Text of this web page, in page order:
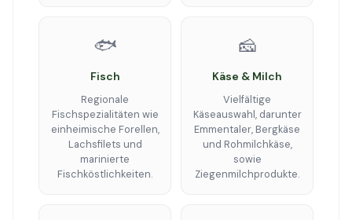
🐟
Fisch
Regionale
Fischspezialitäten wie
einheimische Forellen,
Lachsfilets und
marinierte
Fischköstlichkeiten.
🧀
Käse & Milch
Vielfältige
Käseauswahl, darunter
Emmentaler, Bergkäse
und Rohmilchkäse,
sowie
Ziegenmilchprodukte.